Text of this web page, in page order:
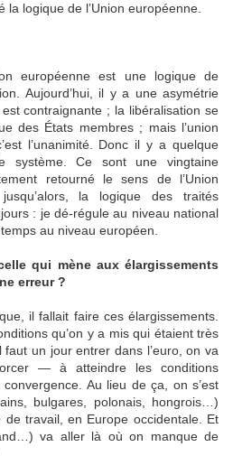
logique de l’Union européenne.
européenne est une logique de
Aujourd’hui, il y a une asymétrie
contraignante ; la libéralisation se
des États membres ; mais l’union
l’unanimité. Donc il y a quelque
système. Ce sont une vingtaine
retourné le sens de l’Union
la logique des traités
: je dé-régule au niveau national
au niveau européen.
qui mène aux élargissements
erreur ?
il fallait faire ces élargissements.
qu’on y a mis qui étaient très
un jour entrer dans l’euro, on va
— à atteindre les conditions
Au lieu de ça, on s’est
bulgares, polonais, hongrois…)
travail, en Europe occidentale. Et
va aller là où on manque de